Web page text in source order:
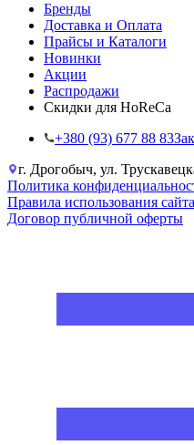
Бренды
Доставка и Оплата
Прайсы и Каталоги
Новинки
Акции
Распродажи
Скидки для HoReCa
+38‎0 (93) 677 88 83
г. Дрогобыч, ул.
Политика
Правила использования сайта
Договор публичной оферты